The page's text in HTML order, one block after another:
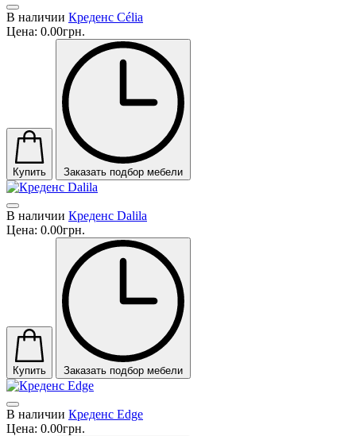
В наличии Креденс Célia
Цена: 0.00грн.
Купить Заказать подбор мебели
В наличии Креденс Dalila
Цена: 0.00грн.
Купить Заказать подбор мебели
В наличии Креденс Edge
Цена: 0.00грн.